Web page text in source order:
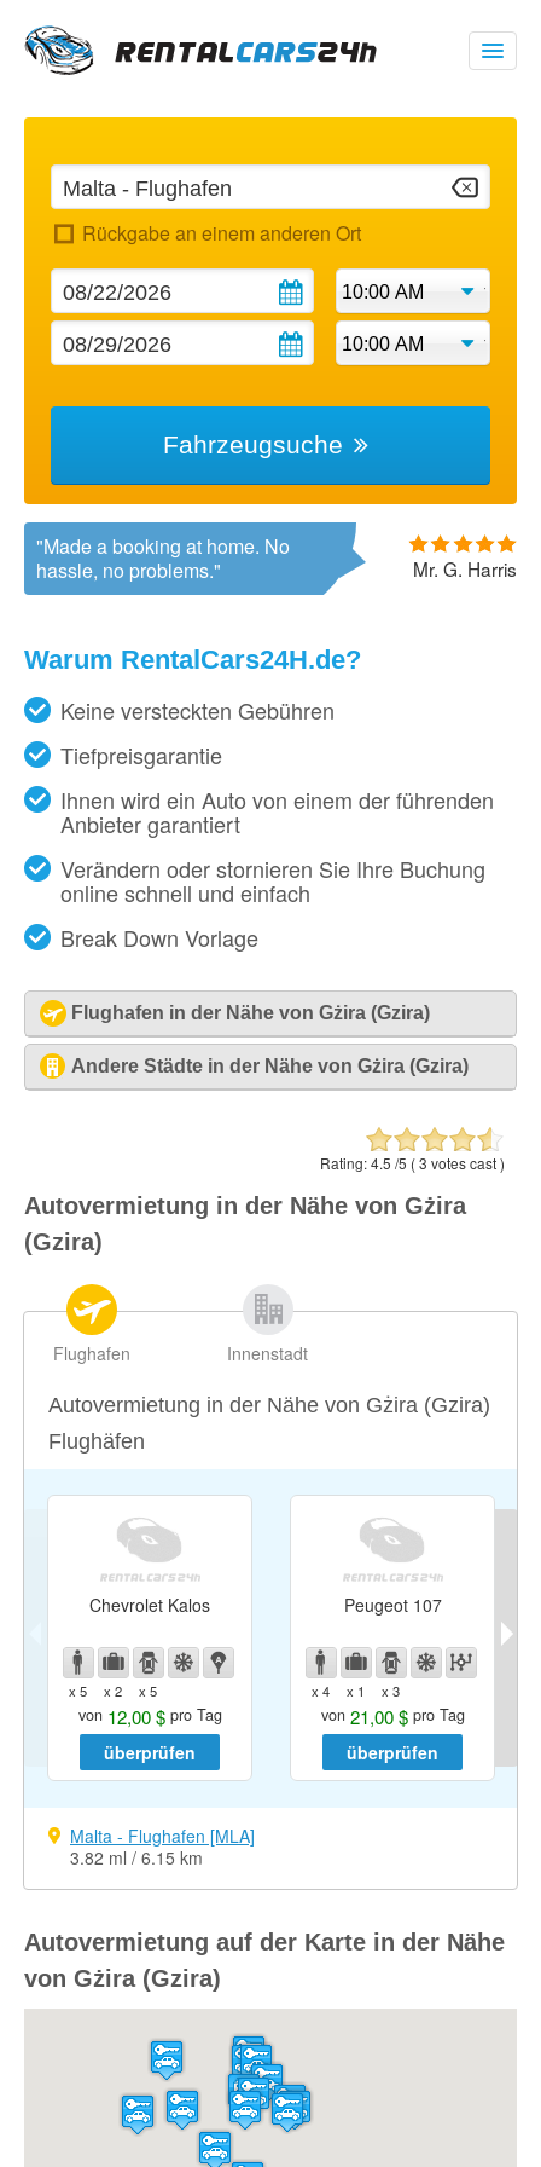
00 1 (347) 719 1928
$
USD
Rating:4.5 /5 (3 votes cast )
Autovermietung in der Nähe von Gżira
(Gzira)
Flughafen Innenstadt
Autovermietung in der Nähe von Gżira (Gzira)
Flughäfen
Chevrolet Kalos
x 5 x 2 x 5
von 12,00 $ pro Tag
überprüfen
Peugeot 107
x 4 x 1 x 3
von 21,00 $ pro Tag
überprüfen
Malta - Flughafen [MLA]
3.82 ml / 6.15 km
Autovermietung auf der Karte in der Nähe
von Gżira (Gzira)
Rückgabe an einem anderen Ort
Fahrzeugsuche
Made a booking at home. No
hassle, no problems.
Mr. G. Harris
Warum RentalCars24H.de?
Keine versteckten Gebühren
Tiefpreisgarantie
Ihnen wird ein Auto von einem der führenden
Anbieter garantiert
Verändern oder stornieren Sie Ihre Buchung
online schnell und einfach
Break Down Vorlage
Flughafen in der Nähe von Gżira (Gzira)
Malta - Flughafen [MLA]
Andere Städte in der Nähe von Gżira (Gzira)
San Ġiljan (San Giljan) 0.87 ml / 1.41 km
Sliema